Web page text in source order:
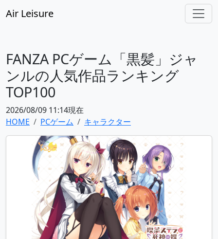
Air Leisure
FANZA PCゲーム「黒髪」ジャ
ンルの人気作品ランキング
TOP100
2026/08/09 11:14現在
HOME
PCゲーム キャラクター